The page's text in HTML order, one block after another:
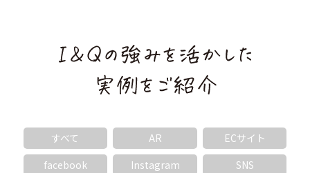
すべて AR
ECサイト
facebook
Instagram
SNS